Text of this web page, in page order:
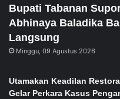
Bupati Tabanan
Abhinaya Baladika
Langsung
Minggu, 09 Agustus 2026
Utamakan Keadilan
Gelar Perkara Kasus